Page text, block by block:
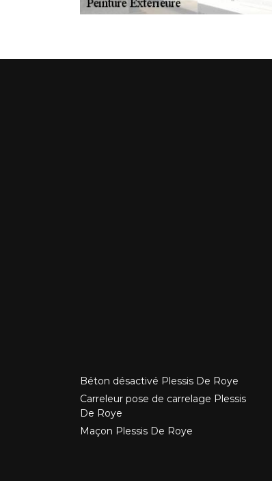
Béton désactivé Plessis De Roye
Carreleur pose de carrelage Plessis
De Roye
Maçon Plessis De Roye